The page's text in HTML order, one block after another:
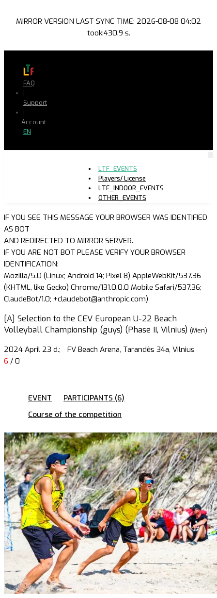
MIRROR VERSION LAST SYNC TIME: 2026-08-08 04:02
took:430.9 s.
FAQ
|
Support
|
Account
EN
LTF_EVENTS
Players/ License
LTF_INDOOR_EVENTS
OTHER_EVENTS
IF YOU SEE THIS MESSAGE YOUR BROWSER WAS IDENTIFIED
AS BOT
AND REDIRECTED TO MIRROR SERVER.
IF YOU ARE NOT BOT PLEASE VERIFY YOUR BROWSER
IDENTIFICATION:
Mozilla/5.0 (Linux; Android 14; Pixel 8) AppleWebKit/537.36
(KHTML, like Gecko) Chrome/131.0.0.0 Mobile Safari/537.36;
ClaudeBot/1.0; +claudebot@anthropic.com)
[A] Selection to the CEV European U-22 Beach
Volleyball Championship (guys) (Phase II, Vilnius) (Men)
2024 April 23 d.;
FV Beach Arena, Tarandės 34a, Vilnius
6 / 0
EVENT
PARTICIPANTS (6)
Course of the competition